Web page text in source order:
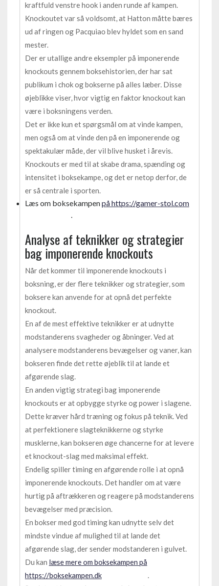
kraftfuld venstre hook i anden runde af kampen.
Knockoutet var så voldsomt, at Hatton måtte bæres
ud af ringen og Pacquiao blev hyldet som en sand
mester.
Der er utallige andre eksempler på imponerende
knockouts gennem boksehistorien, der har sat
publikum i chok og bokserne på alles læber. Disse
øjeblikke viser, hvor vigtig en faktor knockout kan
være i boksningens verden.
Det er ikke kun et spørgsmål om at vinde kampen,
men også om at vinde den på en imponerende og
spektakulær måde, der vil blive husket i årevis.
Knockouts er med til at skabe drama, spænding og
intensitet i boksekampe, og det er netop derfor, de
er så centrale i sporten.
Læs om boksekampenpå https://gamer-stol.com
Analyse af teknikker og strategier
bag imponerende knockouts
Når det kommer til imponerende knockouts i
boksning, er der flere teknikker og strategier, som
boksere kan anvende for at opnå det perfekte
knockout.
En af de mest effektive teknikker er at udnytte
modstanderens svagheder og åbninger. Ved at
analysere modstanderens bevægelser og vaner, kan
bokseren finde det rette øjeblik til at lande et
afgørende slag.
En anden vigtig strategi bag imponerende
knockouts er at opbygge styrke og power i slagene.
Dette kræver hård træning og fokus på teknik. Ved
at perfektionere slagteknikkerne og styrke
musklerne, kan bokseren øge chancerne for at levere
et knockout-slag med maksimal effekt.
Endelig spiller timing en afgørende rolle i at opnå
imponerende knockouts. Det handler om at være
hurtig på aftrækkeren og reagere på modstanderens
bevægelser med præcision.
En bokser med god timing kan udnytte selv det
mindste vindue af mulighed til at lande det
afgørende slag, der sender modstanderen i gulvet.
Du kan læse mere om boksekampen på
https://boksekampen.dk
.